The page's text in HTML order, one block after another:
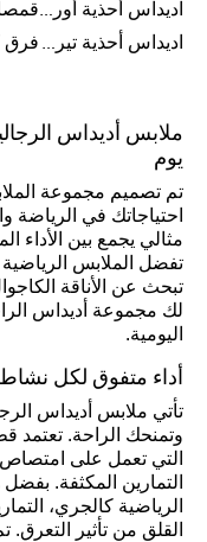
اديداس أحذية أورجينال للرجال
اديداس أحذية تيريكس
ملابس أديداس
يوم
تم تصميم مجموعة
احتياجاتك في الرياضة
مثالي يجمع بين الأداء
تفضل الملابس الرياضية
تبحث عن الأناقة
لك مجموعة أديداس
اليومية.
أداء متفوق لكل
تأتي ملابس أديداس
التي تعمل على
التمارين المكثفة.
الرياضية كالجري،
القلق من تأثير